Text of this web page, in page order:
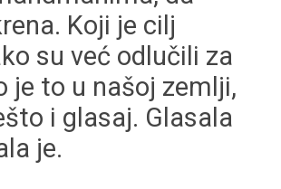
Koji je cilj
su već odlučili za
je to u našoj zemlji,
i glasaj. Glasala
je.